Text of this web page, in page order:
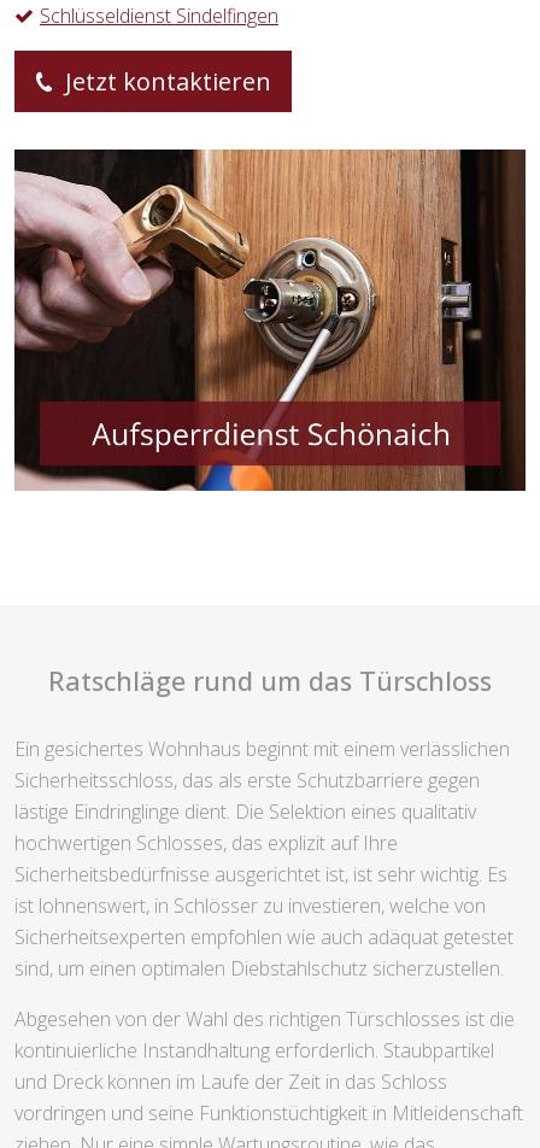
Schlüsseldienst Sindelfingen
Jetzt kontaktieren
Ratschläge rund um das Türschloss
Ein gesichertes Wohnhaus beginnt mit einem verlässlichen
Sicherheitsschloss, das als erste Schutzbarriere gegen
lästige Eindringlinge dient. Die Selektion eines qualitativ
hochwertigen Schlosses, das explizit auf Ihre
Sicherheitsbedürfnisse ausgerichtet ist, ist sehr wichtig. Es
ist lohnenswert, in Schlösser zu investieren, welche von
Sicherheitsexperten empfohlen wie auch adäquat getestet
sind, um einen optimalen Diebstahlschutz sicherzustellen.
Abgesehen von der Wahl des richtigen Türschlosses ist die
kontinuierliche Instandhaltung erforderlich. Staubpartikel
und Dreck können im Laufe der Zeit in das Schloss
vordringen und seine Funktionstüchtigkeit in Mitleidenschaft